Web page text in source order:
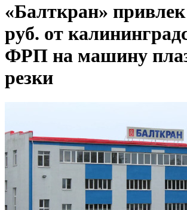
«Балткран»
руб. от
ФРП на машину
резки